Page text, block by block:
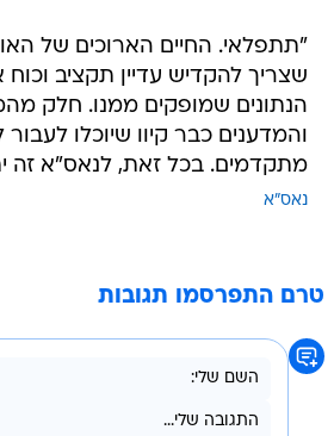
"תתפלאי. החיים הארוכים של
שצריך להקדיש עדיין תקציב
הנתונים שמופקים ממנו. חלק
והמדענים כבר קיוו שיוכלו לעבור
מתקדמים. בכל זאת, לנאס"א זה
נאס"א
טרם התפרסמו תגובות